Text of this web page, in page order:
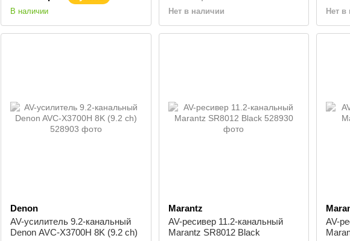
В наличии Нет в наличии Нет в
Denon
AV-усилитель 9.2-канальный
Denon AVC-X3700H 8K (9.2 сh)
Marantz
AV-ресивер 11.2-канальный
Marantz SR8012 Black
AV-